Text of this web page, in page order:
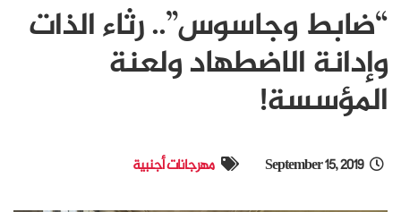
“ضابط وجاسوس”.. رثاء الذات
وإدانة الاضطهاد ولعنة
المؤسسة!
September 15, 2019 مهرجانات أجنبية